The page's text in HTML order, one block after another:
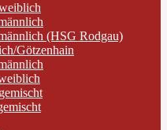
(HSG Rodgau)
Götzenhain